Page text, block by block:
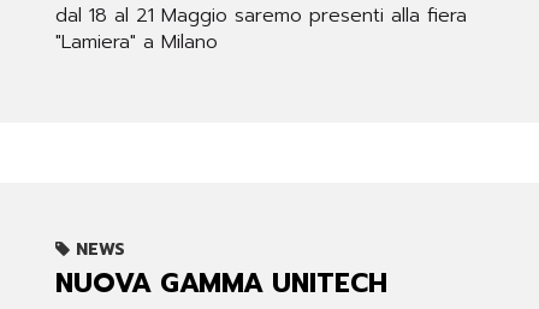
dal 18 al 21 Maggio saremo presenti alla fiera
"Lamiera" a Milano
NEWS
NUOVA GAMMA UNITECH